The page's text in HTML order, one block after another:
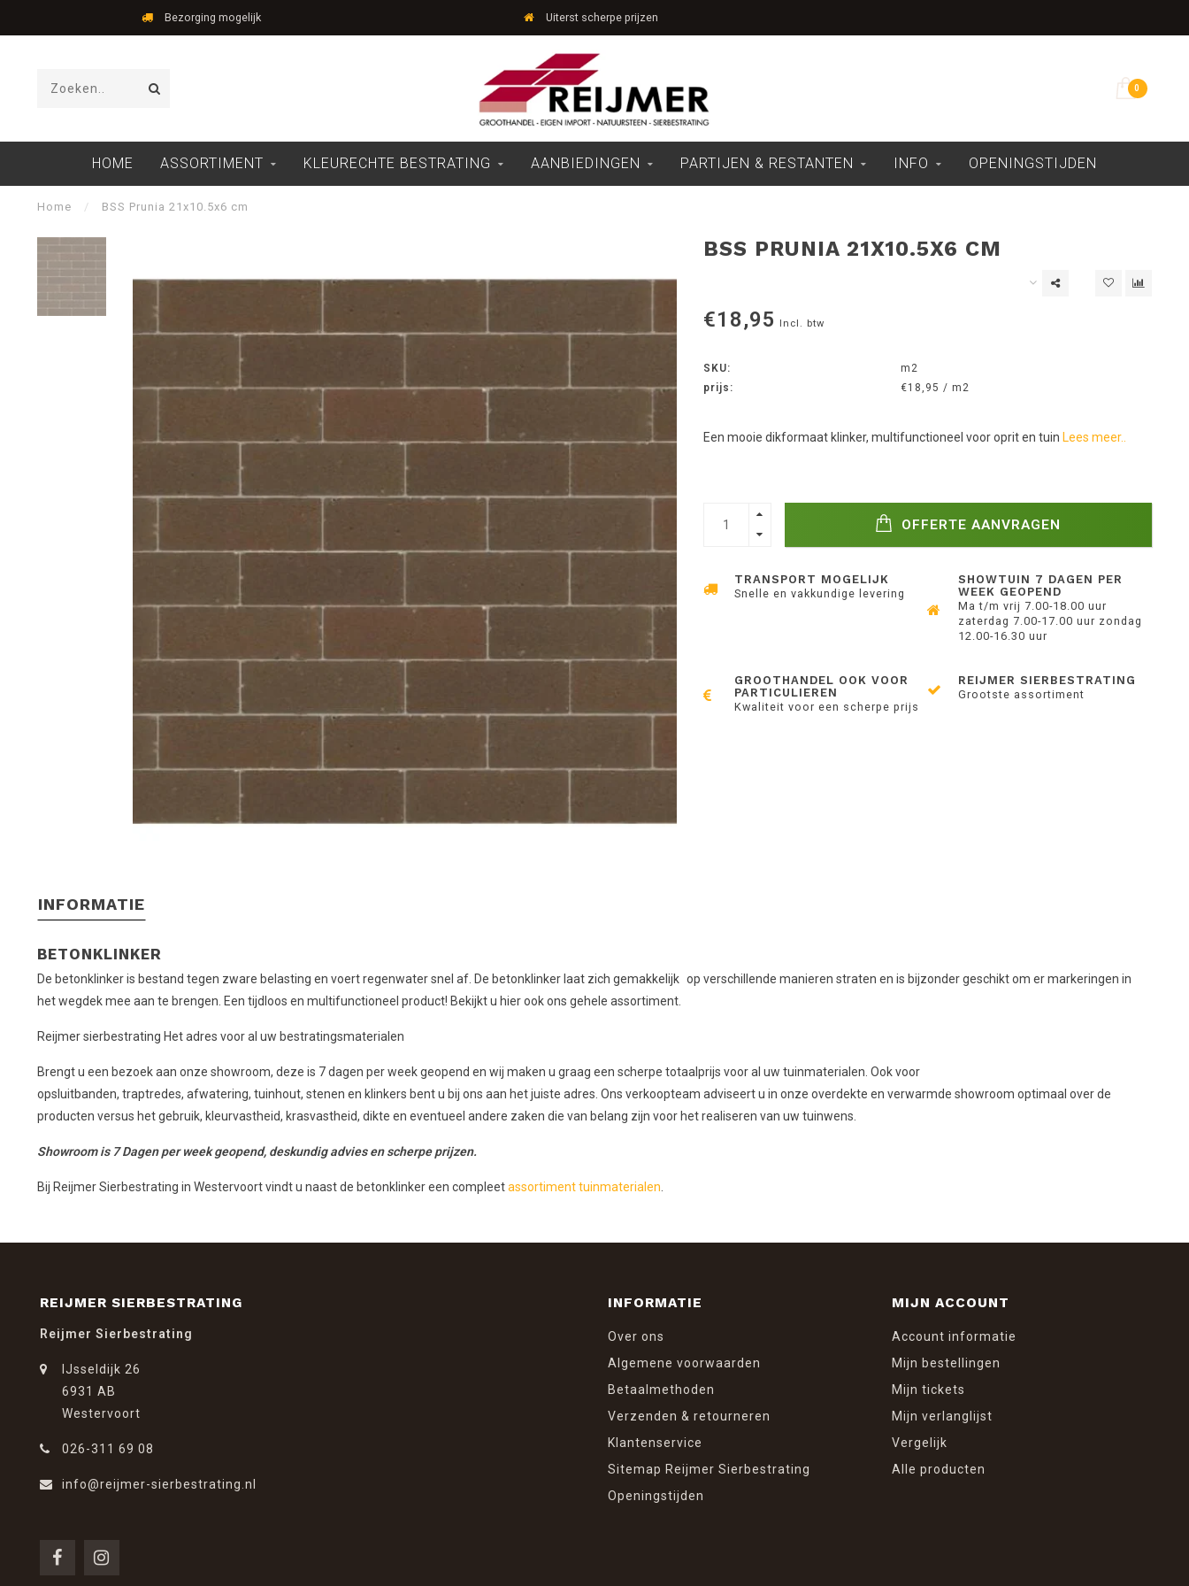
Bezorging mogelijk Uiterst scherpe prijzen
0
HOME ASSORTIMENT KLEURECHTE BESTRATING AANBIEDINGEN PARTIJEN & RESTANTEN INFO OPENINGSTIJDEN
Home / BSS Prunia 21x10.5x6 cm
BSS PRUNIA 21X10.5X6 CM
€18,95 Incl. btw
SKU:
m2
prijs:
€18,95 / m2
Een mooie dikformaat klinker, multifunctioneel voor oprit en tuin Lees meer..
OFFERTE AANVRAGEN
TRANSPORT MOGELIJK
Snelle en vakkundige levering
SHOWTUIN 7 DAGEN PER
WEEK GEOPEND
Ma t/m vrij 7.00-18.00 uur
zaterdag 7.00-17.00 uur zondag
12.00-16.30 uur
GROOTHANDEL OOK VOOR
PARTICULIEREN
Kwaliteit voor een scherpe prijs
REIJMER SIERBESTRATING
Grootste assortiment
INFORMATIE
BETONKLINKER
De betonklinker is bestand tegen zware belasting en voert regenwater snel af. De betonklinker laat zich gemakkelijk op verschillende manieren straten en is bijzonder geschikt om er markeringen in
het wegdek mee aan te brengen. Een tijdloos en multifunctioneel product! Bekijkt u hier ook ons gehele assortiment.
Reijmer sierbestrating Het adres voor al uw bestratingsmaterialen
Brengt u een bezoek aan onze showroom, deze is 7 dagen per week geopend en wij maken u graag een scherpe totaalprijs voor al uw tuinmaterialen. Ook voor
opsluitbanden, traptredes, afwatering, tuinhout, stenen en klinkers bent u bij ons aan het juiste adres. Ons verkoopteam adviseert u in onze overdekte en verwarmde showroom optimaal over de
producten versus het gebruik, kleurvastheid, krasvastheid, dikte en eventueel andere zaken die van belang zijn voor het realiseren van uw tuinwens.
Showroom is 7 Dagen per week geopend, deskundig advies en scherpe prijzen.
Bij Reijmer Sierbestrating in Westervoort vindt u naast de betonklinker een compleetassortiment tuinmaterialen
REIJMER SIERBESTRATING
Reijmer Sierbestrating
IJsseldijk 26
6931 AB
Westervoort
026-311 69 08
info@reijmer-sierbestrating.nl
INFORMATIE
Over ons
Algemene voorwaarden
Betaalmethoden
Verzenden & retourneren
Klantenservice
Sitemap Reijmer Sierbestrating
Openingstijden
MIJN ACCOUNT
Account informatie
Mijn bestellingen
Mijn tickets
Mijn verlanglijst
Vergelijk
Alle producten